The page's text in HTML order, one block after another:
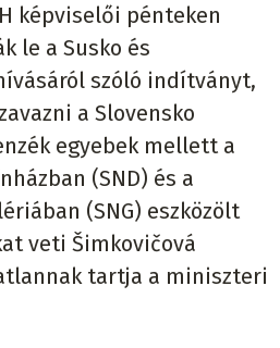
képviselői pénteken
le a Susko és
szóló indítványt,
a Slovensko
egyebek mellett a
(SND) és a
(SNG) eszközölt
veti Šimkovičová
tartja a miniszteri